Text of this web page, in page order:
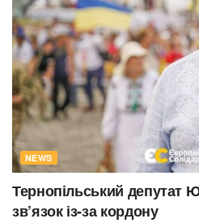
NEWS
Тернопільський депутат
зв’язок із-за кордону